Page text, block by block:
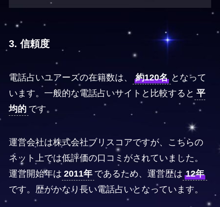
3. 信頼度
電話占いユアーズの在籍数は、 約120名 となって
います。一般的な電話占いサイトと比較すると 平
均的 です。
運営会社は株式会社ブリスコアですが、こちらの
ネット上では低評価の口コミがされていました。
運営開始年は 2011年 であるため、運営歴は 12年
です。歴がかなり長い電話占いとなっています。